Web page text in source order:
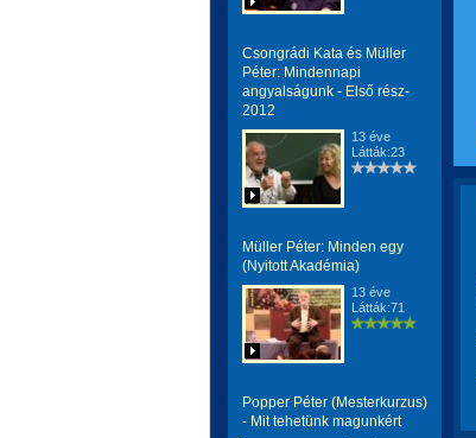
Csongrádi Kata és Müller
Péter: Mindennapi
angyalságunk - Első rész-
2012
13 éve
Látták:23
Müller Péter: Minden egy
(Nyitott Akadémia)
13 éve
Látták:71
Popper Péter (Mesterkurzus)
- Mit tehetünk magunkért